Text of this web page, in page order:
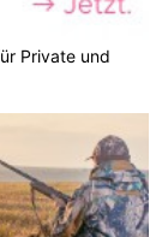
Private und